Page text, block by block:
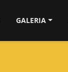
GALERIA